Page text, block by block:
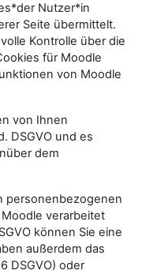
Nutzer*in
Seite übermittelt.
Kontrolle über die
für Moodle
von Moodle
von Ihnen
DSGVO und es
dem
personenbezogenen
verarbeitet
können Sie eine
außerdem das
DSGVO) oder